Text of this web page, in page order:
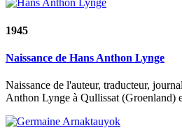
1945
Naissance de Hans Anthon Lynge
Naissance de l'auteur, traducteur,
Anthon Lynge à Qullissat (Groenland)